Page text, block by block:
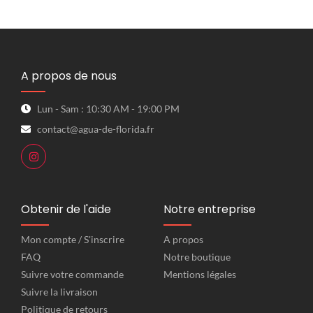
A propos de nous
Lun - Sam : 10:30 AM - 19:00 PM
contact@agua-de-florida.fr
Obtenir de l'aide
Mon compte / S'inscrire
FAQ
Suivre votre commande
Suivre la livraison
Politique de retours
Notre entreprise
A propos
Notre boutique
Mentions légales